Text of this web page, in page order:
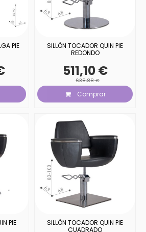
PIE
SILLÓN TOCADOR QUIN PIE
REDONDO
511,10 €
638,88 €
Comprar
PIE
SILLÓN TOCADOR QUIN PIE
CUADRADO